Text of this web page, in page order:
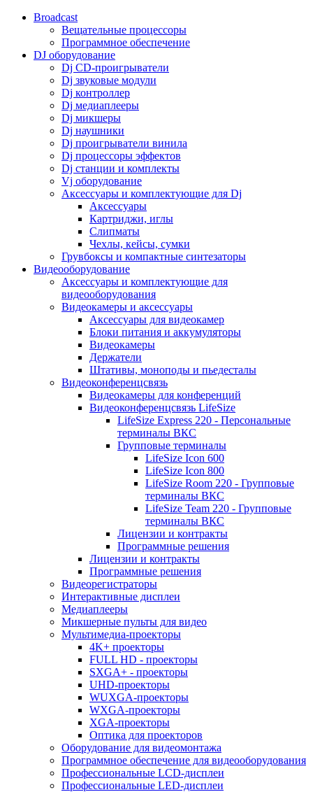
Broadcast
Вещательные процессоры
Программное обеспечение
DJ оборудование
Dj CD-проигрыватели
Dj звуковые модули
Dj контроллер
Dj медиаплееры
Dj микшеры
Dj наушники
Dj проигрыватели винила
Dj процессоры эффектов
Dj станции и комплекты
Vj оборудование
Аксессуары и комплектующие для Dj
Аксессуары
Картриджи, иглы
Слипматы
Чехлы, кейсы, сумки
Грувбоксы и компактные синтезаторы
Видеооборудование
Аксессуары и комплектующие для
видеооборудования
Видеокамеры и аксессуары
Аксессуары для видеокамер
Блоки питания и аккумуляторы
Видеокамеры
Держатели
Штативы, моноподы и пьедесталы
Видеоконференцсвязь
Видеокамеры для конференций
Видеоконференцсвязь LifeSize
LifeSize Express 220 - Персональные
терминалы ВКС
Групповые терминалы
LifeSize Icon 600
LifeSize Icon 800
LifeSize Room 220 - Групповые
терминалы ВКС
LifeSize Team 220 - Групповые
терминалы ВКС
Лицензии и контракты
Программные решения
Лицензии и контракты
Программные решения
Видеорегистраторы
Интерактивные дисплеи
Медиаплееры
Микшерные пульты для видео
Мультимедиа-проекторы
4K+ проекторы
FULL HD - проекторы
SXGA+ - проекторы
UHD-проекторы
WUXGA-проекторы
WXGA-проекторы
XGA-проекторы
Оптика для проекторов
Оборудование для видеомонтажа
Программное обеспечение для видеооборудования
Профессиональные LCD-дисплеи
Профессиональные LED-дисплеи